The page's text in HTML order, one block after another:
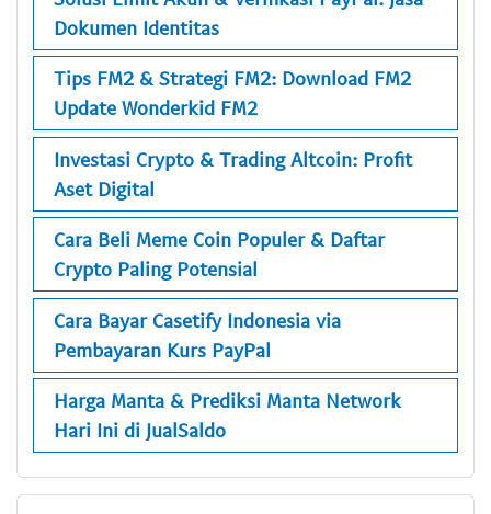
Dokumen Identitas
Tips FM2 & Strategi FM2: Download FM2
Update Wonderkid FM2
Investasi Crypto & Trading Altcoin: Profit
Aset Digital
Cara Beli Meme Coin Populer & Daftar
Crypto Paling Potensial
Cara Bayar Casetify Indonesia via
Pembayaran Kurs PayPal
Harga Manta & Prediksi Manta Network
Hari Ini di JualSaldo